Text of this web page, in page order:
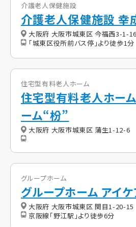
介護老人保健施設
介護老人保健施設 幸
大阪府 大阪市城東区 今福西3-1-16
「城東区役所前バス停」より徒歩1分
住宅型有料老人ホーム
住宅型有料老人ホー
ーム“枌”
大阪府 大阪市城東区 蒲生1-12-6
グループホーム
グループホーム アイ
大阪府 大阪市城東区 関目1-20-15
京阪線「野江駅」より徒歩6分